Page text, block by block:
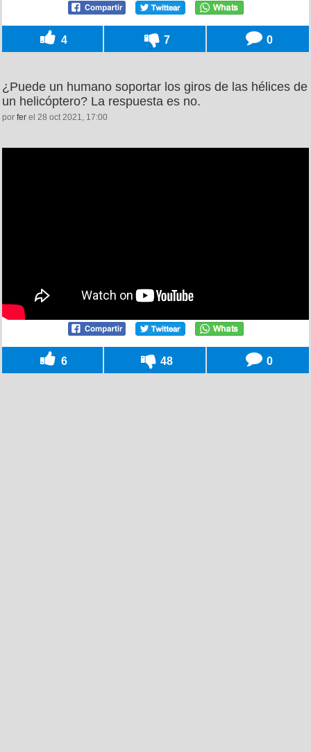
4 7 0
¿Puede un humano soportar los giros de las hélices de
un helicóptero? La respuesta es no.
por fer el 28 oct 2021, 17:00
6 48 0